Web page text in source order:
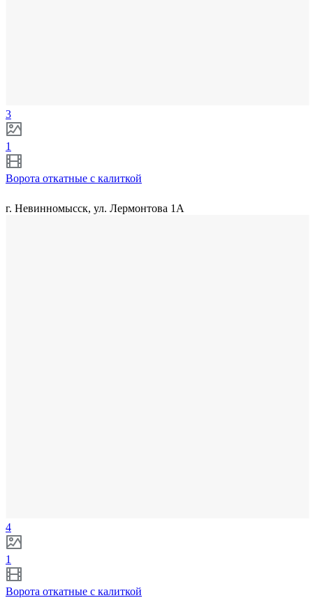
3
1
Ворота откатные с калиткой
г. Невинномысск, ул. Лермонтова 1А
4
1
Ворота откатные с калиткой